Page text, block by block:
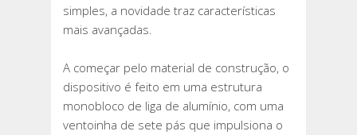
simples, a novidade traz características
mais avançadas.
A começar pelo material de construção, o
dispositivo é feito em uma estrutura
monobloco de liga de alumínio, com uma
ventoinha de sete pás que impulsiona o